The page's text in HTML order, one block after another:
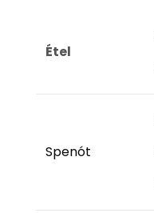
Étel
Spenót